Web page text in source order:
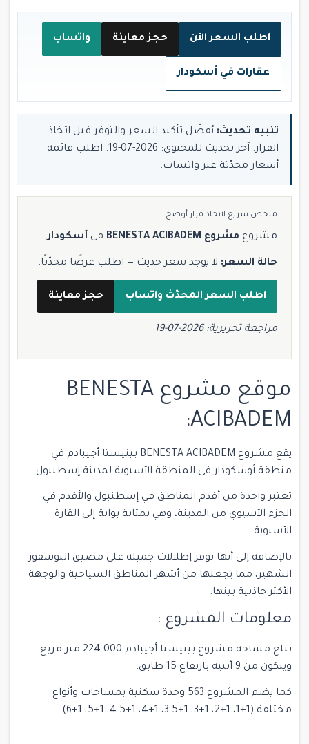
اطلب السعر الآن حجز معاينة واتساب
عقارات في أسكودار
تنبيه تحديث: يُفضّل تأكيد السعر والتوفر قبل اتخاذ
القرار. آخر تحديث للمحتوى: 2026-07-19. اطلب قائمة
أسعار محدّثة عبر واتساب.
ملخص سريع لاتخاذ قرار أوضح
مشروع مشروع BENESTA ACIBADEM في أسكودار.
حالة السعر: لا يوجد سعر حديث — اطلب عرضًا محدّثًا.
اطلب السعر المحدّث واتساب حجز معاينة
مراجعة تحريرية: 2026-07-19
موقع مشروع BENESTA
ACIBADEM:
يقع مشروع BENESTA ACIBADEM بينيستا أجيبادم في
منطقة أوسكودار في المنطقة الآسيوية لمدينة إسطنبول.
تعتبر واحدة من أقدم المناطق في إسطنبول والأقدم في
الجزء الآسيوي من المدينة، وهي بمثابة بوابة إلى القارة
الآسيوية.
بالإضافة إلى أنها توفر إطلالات جميلة على مضيق البوسفور
الشهير، مما يجعلها من أشهر المناطق السياحية والوجهة
الأكثر جاذبية بينها.
معلومات المشروع :
تبلغ مساحة مشروع بينيستا أجيبادم 224.000 متر مربع
ويتكون من 9 أبنية بارتفاع 15 طابق.
كما يضم المشروع 563 وحدة سكنية بمساحات وأنواع
مختلفة (1+1، 1+2، 1+3، 1+3.5، 1+4، 1+4.5، 1+5، 1+6).